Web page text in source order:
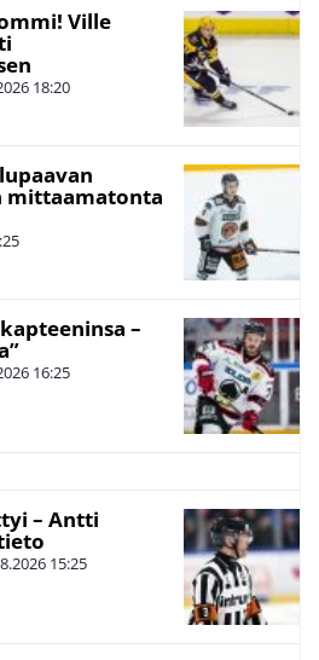
Ville
18:20
mittaamatonta
–
16:25
– Antti
15:25